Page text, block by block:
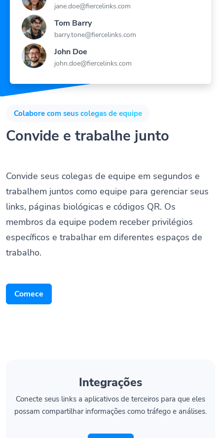
Tom Barry
barry.tone@fiercelinks.com
John Doe
john.doe@fiercelinks.com
Convide e trabalhe junto
trabalhem juntos como equipe para gerenciar seus
links, páginas biológicas e códigos QR. Os
membros da equipe podem receber privilégios
específicos e trabalhar em diferentes espaços de
trabalho.
Comece
Conecte seus links a aplicativos de terceiros para que eles
possam compartilhar informações como tráfego e análises.
Comece